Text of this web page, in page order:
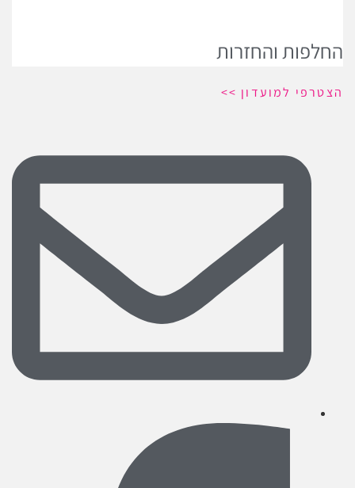
החלפות והחזרות
הצטרפי למועדון >>